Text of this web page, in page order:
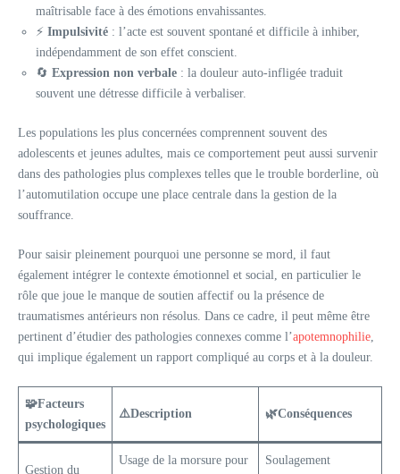
maîtrisable face à des émotions envahissantes.
⚡ Impulsivité : l’acte est souvent spontané et difficile à inhiber,
indépendamment de son effet conscient.
🔄 Expression non verbale : la douleur auto-infligée traduit
souvent une détresse difficile à verbaliser.
Les populations les plus concernées comprennent souvent des
adolescents et jeunes adultes, mais ce comportement peut aussi survenir
dans des pathologies plus complexes telles que le trouble borderline, où
l’automutilation occupe une place centrale dans la gestion de la
souffrance.
Pour saisir pleinement pourquoi une personne se mord, il faut
également intégrer le contexte émotionnel et social, en particulier le
rôle que joue le manque de soutien affectif ou la présence de
traumatismes antérieurs non résolus. Dans ce cadre, il peut même être
pertinent d’étudier des pathologies connexes comme l’apotemnophilie,
qui implique également un rapport compliqué au corps et à la douleur.
🧩Facteurs
psychologiques
⚠️Description 🌿Conséquences
Gestion du
Usage de la morsure pour
Soulagement